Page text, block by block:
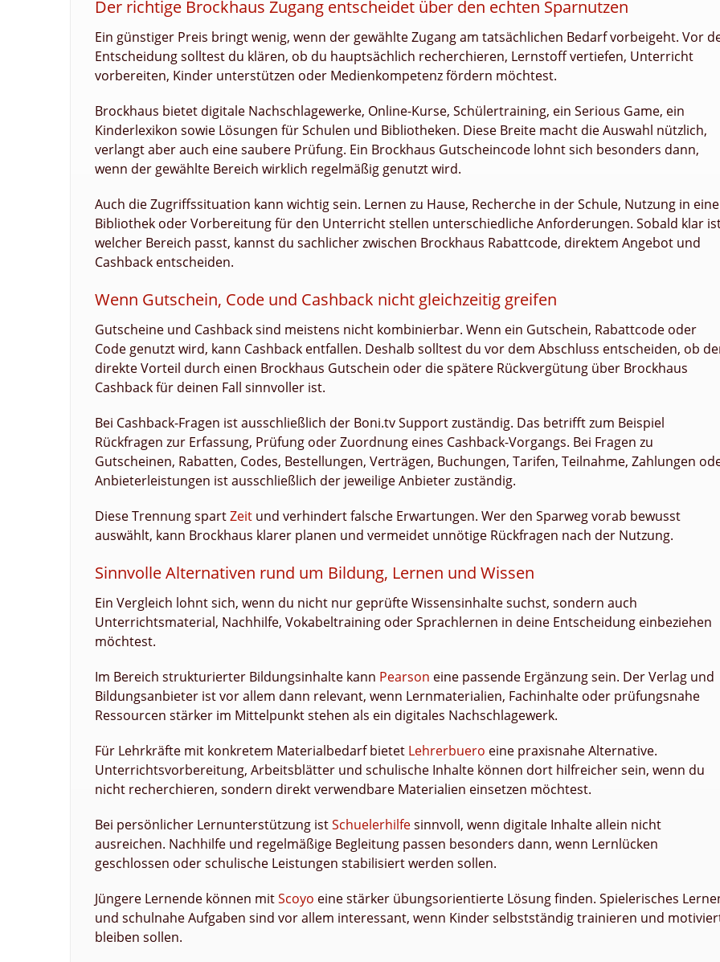
Der richtige Brockhaus Zugang entscheidet über den echten Sparnutzen
Ein günstiger Preis bringt wenig, wenn der gewählte Zugang am tatsächlichen Bedarf vorbeigeht. Vor
Entscheidung solltest du klären, ob du hauptsächlich recherchieren, Lernstoff vertiefen, Unterricht
vorbereiten, Kinder unterstützen oder Medienkompetenz fördern möchtest.
Brockhaus bietet digitale Nachschlagewerke, Online-Kurse, Schülertraining, ein Serious Game, ein
Kinderlexikon sowie Lösungen für Schulen und Bibliotheken. Diese Breite macht die Auswahl nützlich,
verlangt aber auch eine saubere Prüfung. Ein Brockhaus Gutscheincode lohnt sich besonders dann,
wenn der gewählte Bereich wirklich regelmäßig genutzt wird.
Auch die Zugriffssituation kann wichtig sein. Lernen zu Hause, Recherche in der Schule, Nutzung in
Bibliothek oder Vorbereitung für den Unterricht stellen unterschiedliche Anforderungen. Sobald klar
welcher Bereich passt, kannst du sachlicher zwischen Brockhaus Rabattcode, direktem Angebot und
Cashback entscheiden.
Wenn Gutschein, Code und Cashback nicht gleichzeitig greifen
Gutscheine und Cashback sind meistens nicht kombinierbar. Wenn ein Gutschein, Rabattcode oder
Code genutzt wird, kann Cashback entfallen. Deshalb solltest du vor dem Abschluss entscheiden, ob
direkte Vorteil durch einen Brockhaus Gutschein oder die spätere Rückvergütung über Brockhaus
Cashback für deinen Fall sinnvoller ist.
Bei Cashback-Fragen ist ausschließlich der Boni.tv Support zuständig. Das betrifft zum Beispiel
Rückfragen zur Erfassung, Prüfung oder Zuordnung eines Cashback-Vorgangs. Bei Fragen zu
Gutscheinen, Rabatten, Codes, Bestellungen, Verträgen, Buchungen, Tarifen, Teilnahme, Zahlungen
Anbieterleistungen ist ausschließlich der jeweilige Anbieter zuständig.
Diese Trennung spartZeit und verhindert falsche Erwartungen. Wer den Sparweg vorab bewusst
auswählt, kann Brockhaus klarer planen und vermeidet unnötige Rückfragen nach der Nutzung.
Sinnvolle Alternativen rund um Bildung, Lernen und Wissen
Ein Vergleich lohnt sich, wenn du nicht nur geprüfte Wissensinhalte suchst, sondern auch
Unterrichtsmaterial, Nachhilfe, Vokabeltraining oder Sprachlernen in deine Entscheidung einbeziehen
möchtest.
Im Bereich strukturierter Bildungsinhalte kann Pearson eine passende Ergänzung sein. Der Verlag und
Bildungsanbieter ist vor allem dann relevant, wenn Lernmaterialien, Fachinhalte oder prüfungsnahe
Ressourcen stärker im Mittelpunkt stehen als ein digitales Nachschlagewerk.
Für Lehrkräfte mit konkretem Materialbedarf bietet Lehrerbuero eine praxisnahe Alternative.
Unterrichtsvorbereitung, Arbeitsblätter und schulische Inhalte können dort hilfreicher sein, wenn du
nicht recherchieren, sondern direkt verwendbare Materialien einsetzen möchtest.
Bei persönlicher Lernunterstützung istSchuelerhilfesinnvoll, wenn digitale Inhalte allein nicht
ausreichen. Nachhilfe und regelmäßige Begleitung passen besonders dann, wenn Lernlücken
geschlossen oder schulische Leistungen stabilisiert werden sollen.
Jüngere Lernende können mitScoyo eine stärker übungsorientierte Lösung finden. Spielerisches
und schulnahe Aufgaben sind vor allem interessant, wenn Kinder selbstständig trainieren und
bleiben sollen.